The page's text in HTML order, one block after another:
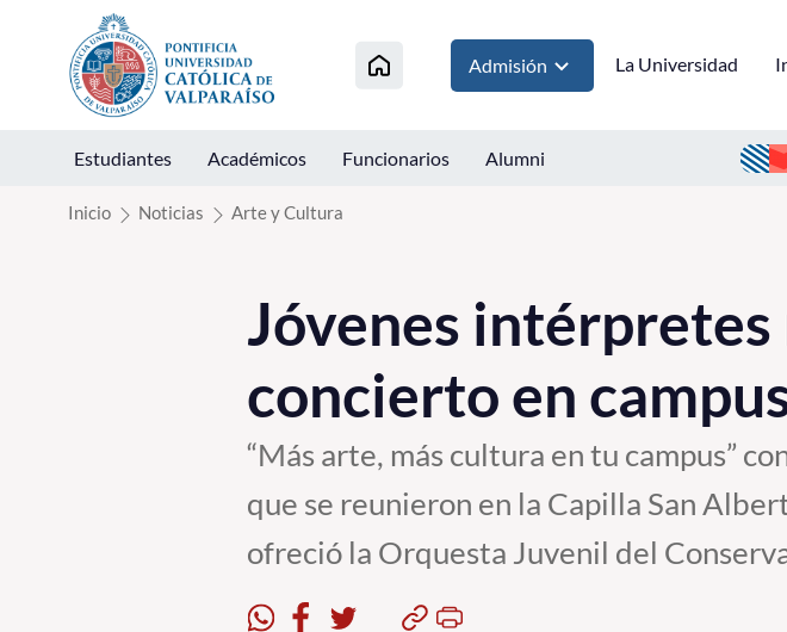
Click acá para ir directamente al contenido
Admisión La Universidad
Estudiantes Académicos Funcionarios Alumni
Inicio Noticias Arte y Cultura
Jóvenes
concierto en
“Más arte, más cultura en tu campus”
que se reunieron en la Capilla San
ofreció la Orquesta Juvenil del